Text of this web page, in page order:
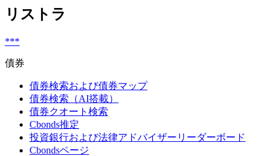
リストラ
***
債券
債券検索および債券マップ
債券検索（AI搭載）
債券クオート検索
Cbonds推定
投資銀行および法律アドバイザーリーダーボード
Cbondsページ